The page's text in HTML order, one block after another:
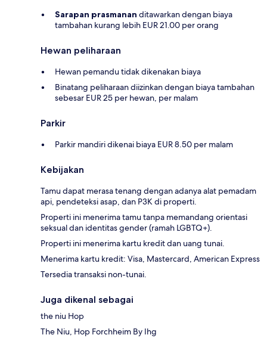
Sarapan prasmanan ditawarkan dengan biaya
tambahan kurang lebih EUR 21.00 per orang
Hewan peliharaan
Hewan pemandu tidak dikenakan biaya
Binatang peliharaan diizinkan dengan biaya tambahan
sebesar EUR 25 per hewan, per malam
Parkir
Parkir mandiri dikenai biaya EUR 8.50 per malam
Kebijakan
Tamu dapat merasa tenang dengan adanya alat pemadam
api, pendeteksi asap, dan P3K di properti.
Properti ini menerima tamu tanpa memandang orientasi
seksual dan identitas gender (ramah LGBTQ+).
Properti ini menerima kartu kredit dan uang tunai.
Menerima kartu kredit: Visa, Mastercard, American Express
Tersedia transaksi non-tunai.
Juga dikenal sebagai
the niu Hop
The Niu, Hop Forchheim By Ihg